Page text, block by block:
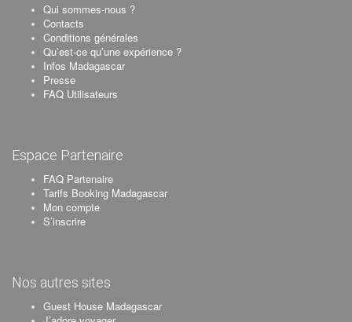
Qui sommes-nous ?
Contacts
Conditions générales
Qu’est-ce qu’une expérience ?
Infos Madagascar
Presse
FAQ Utilisateurs
Espace Partenaire
FAQ Partenaire
Tarifs Booking Madagascar
Mon compte
S’inscrire
Nos autres sites
Guest House Madagascar